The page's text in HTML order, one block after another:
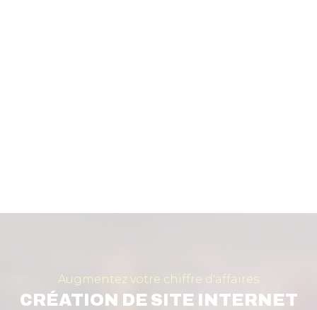
Augmentez votre chiffre d'affaires
CRÉATION DE SITE INTERNET